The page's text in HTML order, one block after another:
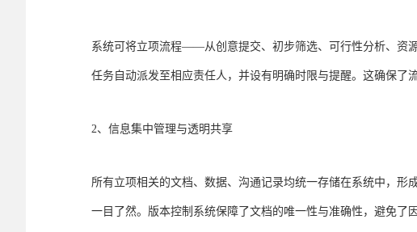
系统可将立项流程——从创意提交、初步筛选、可行性分析、资
任务自动派发至相应责任人，并设有明确时限与提醒。这确保了
2、信息集中管理与透明共享
所有立项相关的文档、数据、沟通记录均统一存储在系统中，
一目了然。版本控制系统保障了文档的唯一性与准确性，避免了